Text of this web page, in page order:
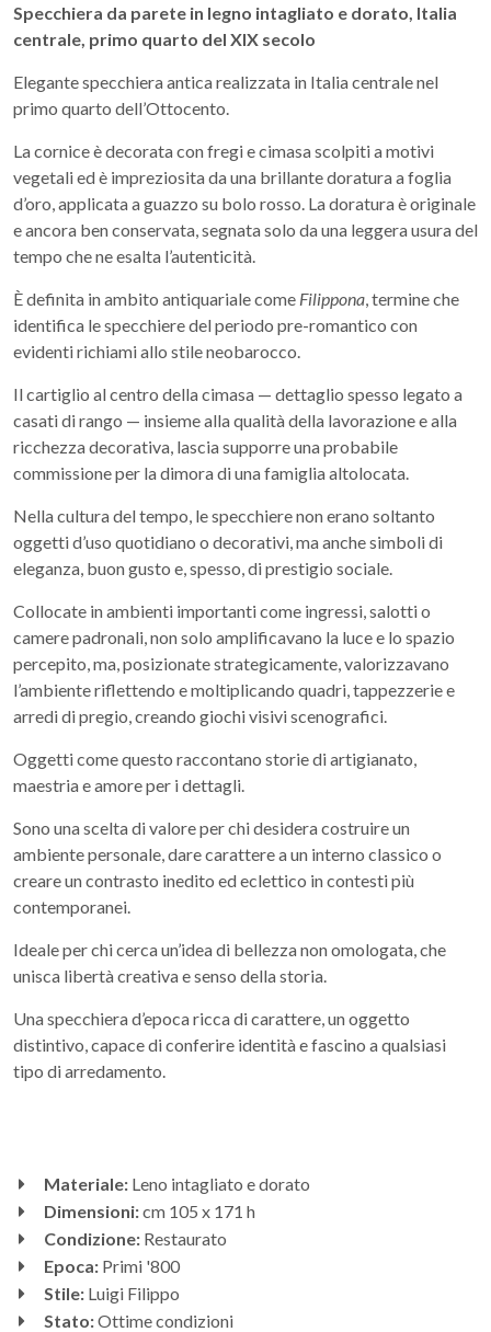
Specchiera da parete in legno intagliato e dorato, Italia
centrale, primo quarto del XIX secolo
Elegante specchiera antica realizzata in Italia centrale nel
primo quarto dell’Ottocento.
La cornice è decorata con fregi e cimasa scolpiti a motivi
vegetali ed è impreziosita da una brillante doratura a foglia
d’oro, applicata a guazzo su bolo rosso. La doratura è originale
e ancora ben conservata, segnata solo da una leggera usura del
tempo che ne esalta l’autenticità.
È definita in ambito antiquariale come Filippona , termine che
identifica le specchiere del periodo pre-romantico con
evidenti richiami allo stile neobarocco.
Il cartiglio al centro della cimasa — dettaglio spesso legato a
casati di rango — insieme alla qualità della lavorazione e alla
ricchezza decorativa, lascia supporre una probabile
commissione per la dimora di una famiglia altolocata.
Nella cultura del tempo, le specchiere non erano soltanto
oggetti d’uso quotidiano o decorativi, ma anche simboli di
eleganza, buon gusto e, spesso, di prestigio sociale.
Collocate in ambienti importanti come ingressi, salotti o
camere padronali, non solo amplificavano la luce e lo spazio
percepito, ma, posizionate strategicamente, valorizzavano
l’ambiente riflettendo e moltiplicando quadri, tappezzerie e
arredi di pregio, creando giochi visivi scenografici.
Oggetti come questo raccontano storie di artigianato,
maestria e amore per i dettagli.
Sono una scelta di valore per chi desidera costruire un
ambiente personale, dare carattere a un interno classico o
creare un contrasto inedito ed eclettico in contesti più
contemporanei.
Ideale per chi cerca un’idea di bellezza non omologata, che
unisca libertà creativa e senso della storia.
Una specchiera d’epoca ricca di carattere, un oggetto
distintivo, capace di conferire identità e fascino a qualsiasi
tipo di arredamento.
Materiale: Leno intagliato e dorato
Dimensioni:cm 105 x 171 h
Condizione: Restaurato
Epoca: Primi '800
Stile: Luigi Filippo
Stato:Ottime condizioni